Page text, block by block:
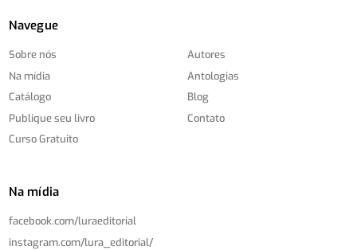
Navegue
Sobre nós
Na mídia
Catálogo
Publique seu livro
Curso Gratuito
Autores
Antologias
Blog
Contato
Na mídia
facebook.com/luraeditorial
instagram.com/lura_editorial/